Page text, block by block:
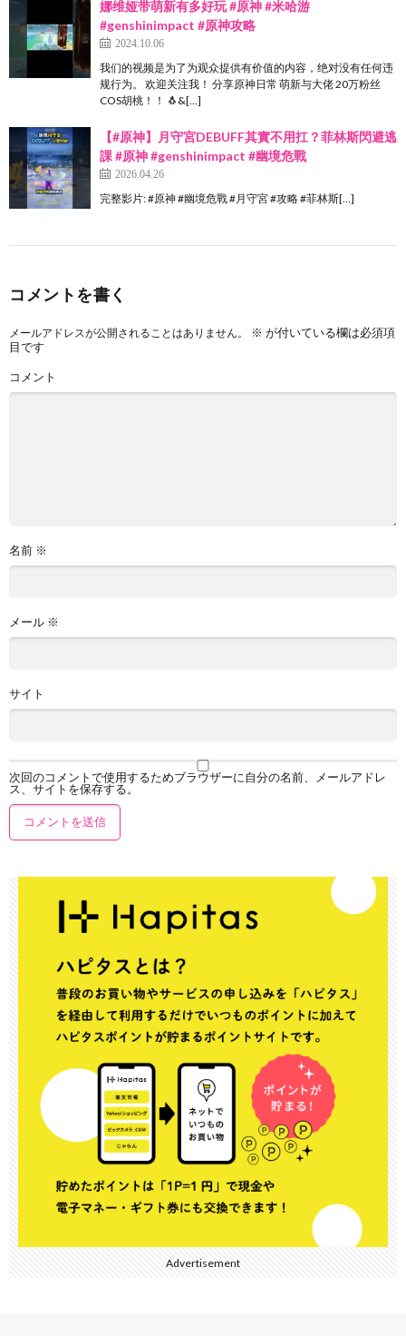
娜维娅带萌新有多好玩 #原神 #米哈游
#genshinimpact #原神攻略
2024.10.06
我们的视频是为了为观众提供有价值的内容，绝对没有任何违
规行为。 欢迎关注我！ 分享原神日常 萌新与大佬 20万粉丝
COS胡桃！！ 🐧&[…]
【#原神】月守宮DEBUFF其實不用扛？菲林斯閃避逃
課 #原神 #genshinimpact #幽境危戰
2026.04.26
完整影片: #原神 #幽境危戰 #月守宮 #攻略 #菲林斯[…]
コメントを書く
メールアドレスが公開されることはありません。 ※ が付いている欄は必須項
目です
コメント
名前 ※
メール ※
サイト
次回のコメントで使用するためブラウザーに自分の名前、メールアドレ
ス、サイトを保存する。
Advertisement